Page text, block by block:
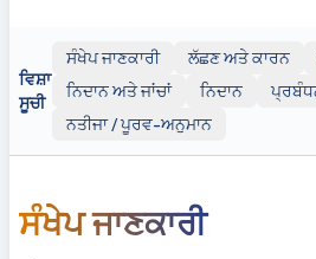
ਵਿਸ਼ਾ
ਸੂਚੀ
ਸੰਖੇਪ ਜਾਣਕਾਰੀ ਲੱਛਣ ਅਤੇ ਕਾਰਨ
ਨਿਦਾਨ ਅਤੇ ਜਾਂਚਾਂ
ਨਿਦਾਨ
ਨਤੀਜਾ / ਪੂਰਵ-ਅਨੁਮਾਨ
ਸੰਖੇਪ ਜਾਣਕਾਰੀ